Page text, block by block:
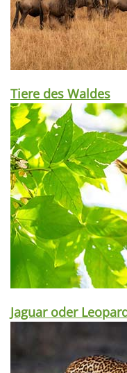
Tiere des Waldes
Jaguar oder